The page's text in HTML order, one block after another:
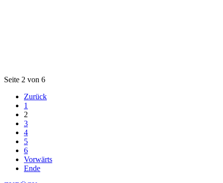
Seite 2 von 6
Zurück
1
2
3
4
5
6
Vorwärts
Ende